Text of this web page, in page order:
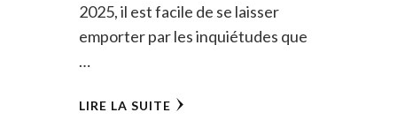
2025, il est facile de se laisser
emporter par les inquiétudes que
…
LIRE LA SUITE